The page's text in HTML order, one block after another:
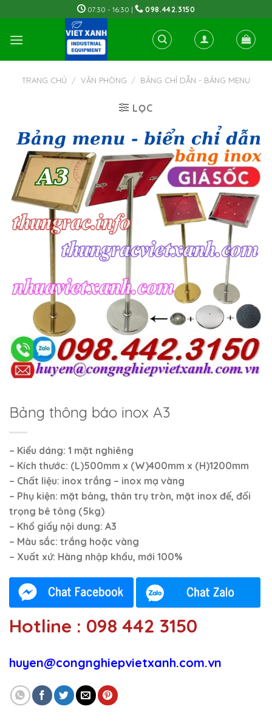
to
content
07:30 - 16:30 | 098.442.3150
TRANG CHỦ / VĂN PHÒNG / BẢNG CHỈ DẪN - BẢNG MENU
LỌC
Bảng thông báo inox A3
– Kiểu dáng: 1 mặt nghiêng
– Kích thước: (L)500mm x (W)400mm x (H)1200mm
– Chất liệu: inox trắng – inox mạ vàng
– Phụ kiện: mặt bảng, thân trụ tròn, mặt inox đế, đối
trọng bê tông (5kg)
– Khổ giấy nội dung: A3
– Màu sắc: trắng hoặc vàng
– Xuất xứ: Hàng nhập khẩu, mới 100%
Hotline : 098 442 3150
huyen@congnghiepvietxanh.com.vn